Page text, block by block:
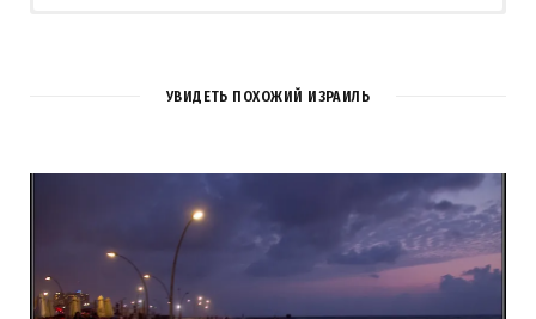
2КОММЕНТАРИЯ
15 ЛЕТ AGO
REPLY
Класс, чистенько так и прохладно вроде бы ) туда бы с
ноутбуком из этой жары свалить )
УВИДЕТЬ ПОХОЖИЙ ИЗРАИЛЬ